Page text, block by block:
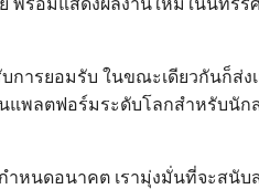
พร้อมแสดงผลงานใหม่ในนิทรร
การยอมรับ ในขณะเดียวกันก็ส่
แพลตฟอร์มระดับโลกสำหรับนัก
กำหนดอนาคต เรามุ่งมั่นที่จะส